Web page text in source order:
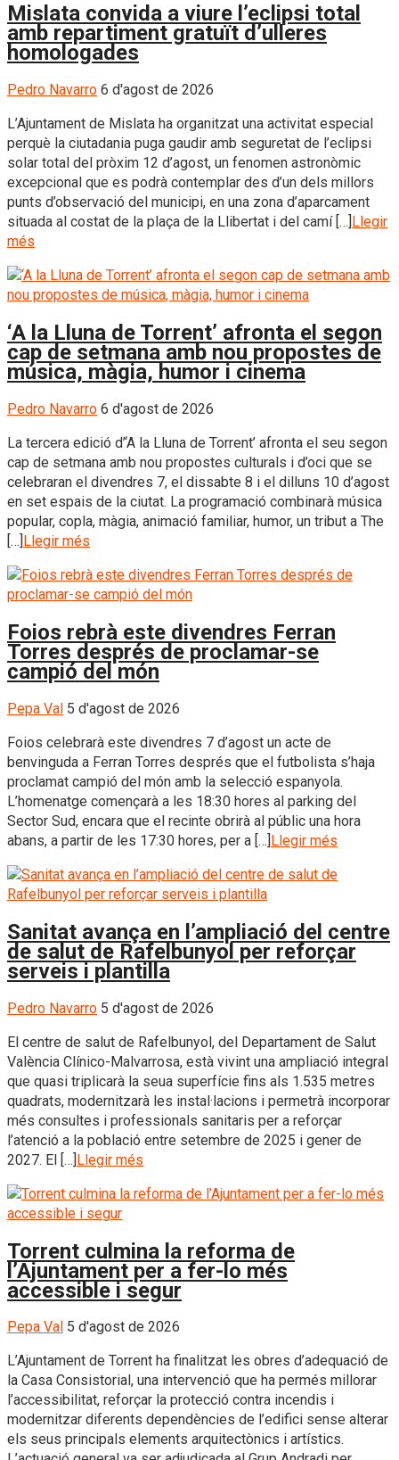
Mislata convida a viure l’eclipsi total
amb repartiment gratuït d’ulleres
homologades
Pedro Navarro 6 d'agost de 2026
L’Ajuntament de Mislata ha organitzat una activitat especial
perquè la ciutadania puga gaudir amb seguretat de l’eclipsi
solar total del pròxim 12 d’agost, un fenomen astronòmic
excepcional que es podrà contemplar des d’un dels millors
punts d’observació del municipi, en una zona d’aparcament
situada al costat de la plaça de la Llibertat i del camí […] Llegir
més
‘A la Lluna de Torrent’ afronta el segon
cap de setmana amb nou propostes de
música, màgia, humor i cinema
Pedro Navarro 6 d'agost de 2026
La tercera edició d’‘A la Lluna de Torrent’ afronta el seu segon
cap de setmana amb nou propostes culturals i d’oci que se
celebraran el divendres 7, el dissabte 8 i el dilluns 10 d’agost
en set espais de la ciutat. La programació combinarà música
popular, copla, màgia, animació familiar, humor, un tribut a The
[…]Llegir més
Foios rebrà este divendres Ferran
Torres després de proclamar-se
campió del món
Pepa Val 5 d'agost de 2026
Foios celebrarà este divendres 7 d’agost un acte de
benvinguda a Ferran Torres després que el futbolista s’haja
proclamat campió del món amb la selecció espanyola.
L’homenatge començarà a les 18:30 hores al parking del
Sector Sud, encara que el recinte obrirà al públic una hora
abans, a partir de les 17:30 hores, per a […]Llegir més
Sanitat avança en l’ampliació del centre
de salut de Rafelbunyol per reforçar
serveis i plantilla
Pedro Navarro 5 d'agost de 2026
El centre de salut de Rafelbunyol, del Departament de Salut
València Clínico-Malvarrosa, està vivint una ampliació integral
que quasi triplicarà la seua superfície fins als 1.535 metres
quadrats, modernitzarà les instal·lacions i permetrà incorporar
més consultes i professionals sanitaris per a reforçar
l’atenció a la població entre setembre de 2025 i gener de
2027. El […]Llegir més
Torrent culmina la reforma de
l’Ajuntament per a fer-lo més
accessible i segur
Pepa Val 5 d'agost de 2026
L’Ajuntament de Torrent ha finalitzat les obres d’adequació de
la Casa Consistorial, una intervenció que ha permés millorar
l’accessibilitat, reforçar la protecció contra incendis i
modernitzar diferents dependències de l’edifici sense alterar
els seus principals elements arquitectònics i artístics.